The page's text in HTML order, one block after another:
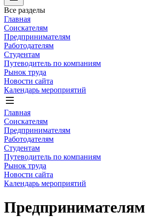
Все разделы
Главная
Соискателям
Предпринимателям
Работодателям
Студентам
Путеводитель по компаниям
Рынок труда
Новости сайта
Календарь мероприятий
Главная
Соискателям
Предпринимателям
Работодателям
Студентам
Путеводитель по компаниям
Рынок труда
Новости сайта
Календарь мероприятий
Предпринимателям